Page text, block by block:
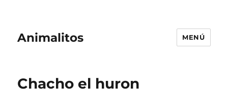
Animalitos MENÚ
Chacho el huron